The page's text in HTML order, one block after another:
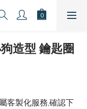
造型 鑰匙圈
客製化服務,確認下